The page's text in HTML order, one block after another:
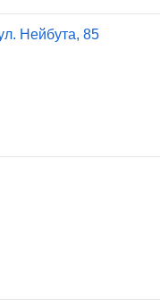
Нейбута, 85